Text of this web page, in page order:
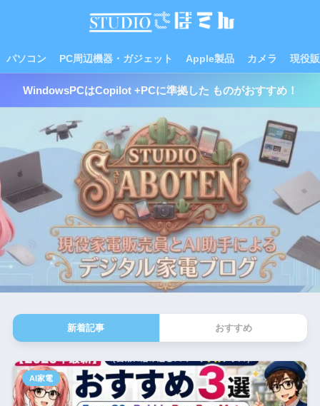
パソコン PC周辺機器・ガジェット Apple製品 カメラ 現役
WindowsPCはCopilot +PCに準拠した ものがおすすめ！
新着記事 おすすめ
AI家電